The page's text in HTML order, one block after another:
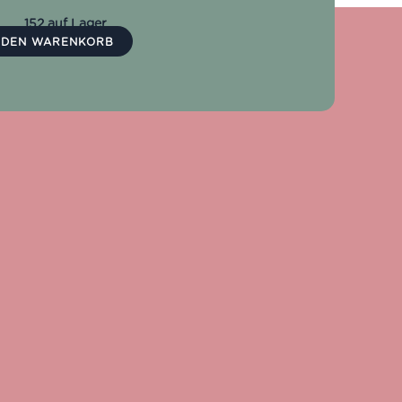
152 auf Lager
WARENKORB